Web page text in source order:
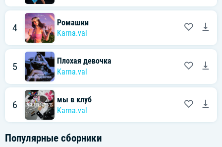
4
Ромашки
Karna.val
5
Плохая девочка
Karna.val
6
мы в клуб
Karna.val
Популярные сборники